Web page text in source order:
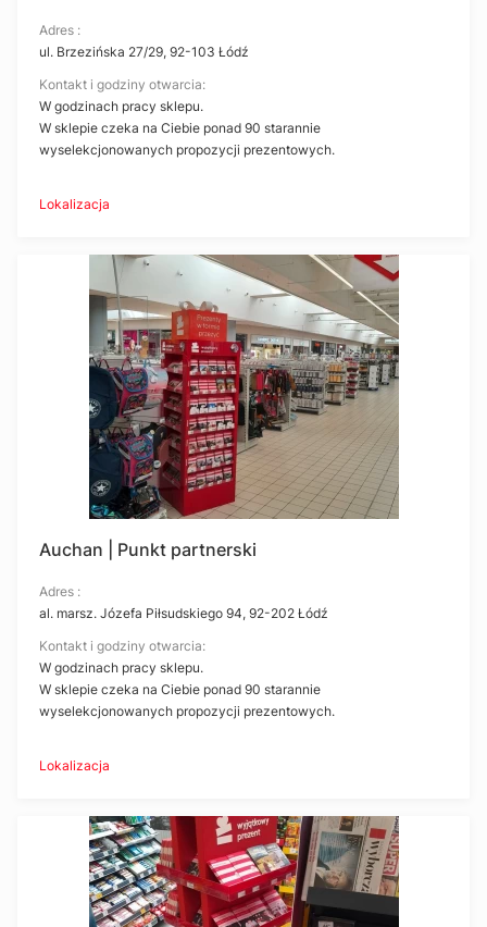
Adres :
ul. Brzezińska 27/29, 92-103 Łódź
Kontakt i godziny otwarcia:
W godzinach pracy sklepu.
W sklepie czeka na Ciebie ponad 90 starannie
wyselekcjonowanych propozycji prezentowych.
Lokalizacja
Auchan | Punkt partnerski
Adres :
al. marsz. Józefa Piłsudskiego 94, 92-202 Łódź
Kontakt i godziny otwarcia:
W godzinach pracy sklepu.
W sklepie czeka na Ciebie ponad 90 starannie
wyselekcjonowanych propozycji prezentowych.
Lokalizacja